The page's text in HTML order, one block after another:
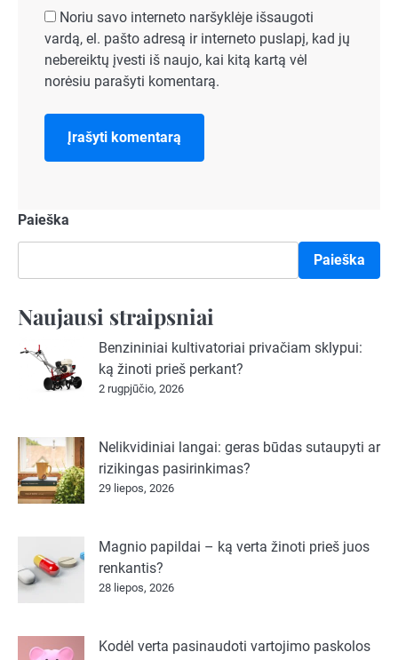
Noriu savo interneto naršyklėje išsaugoti
vardą, el. pašto adresą ir interneto puslapį, kad jų
nebereiktų įvesti iš naujo, kai kitą kartą vėl
norėsiu parašyti komentarą.
Paieška
Paieška
Naujausi straipsniai
Benzininiai kultivatoriai privačiam sklypui:
ką žinoti prieš perkant?
2 rugpjūčio, 2026
Nelikvidiniai langai: geras būdas sutaupyti ar
rizikingas pasirinkimas?
29 liepos, 2026
Magnio papildai – ką verta žinoti prieš juos
renkantis?
28 liepos, 2026
Kodėl verta pasinaudoti vartojimo paskolos